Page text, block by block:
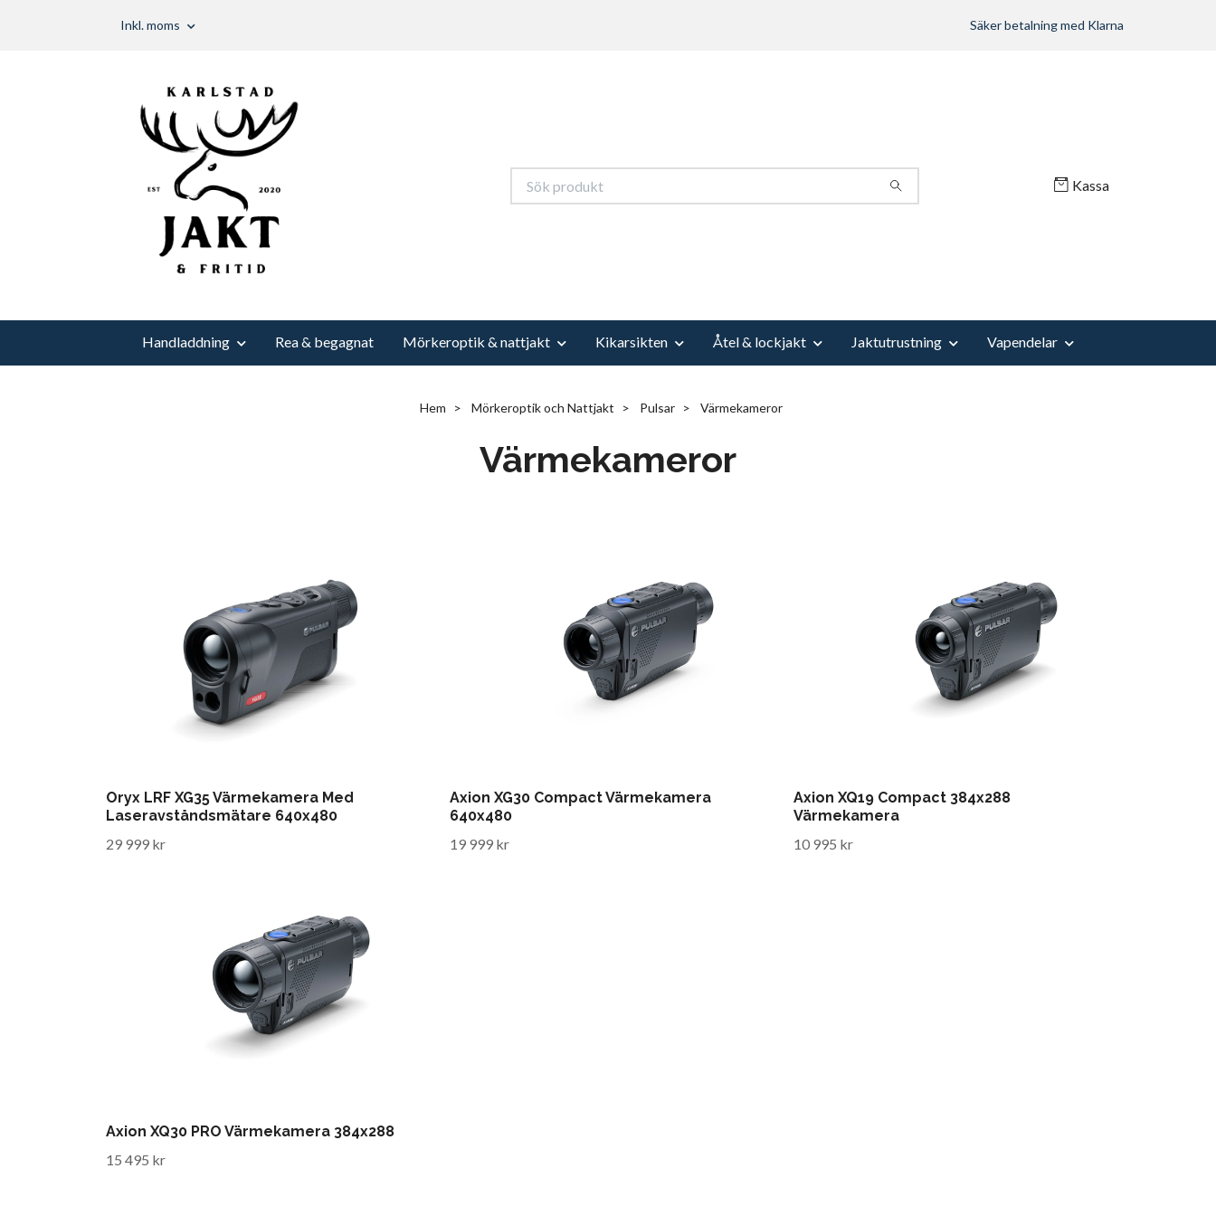
Inkl. moms Säker betalning med Klarna
Kassa
Handladdning Rea & begagnat Mörkeroptik & nattjakt Kikarsikten Åtel & lockjakt Jaktutrustning Vapendelar
Hem Mörkeroptik och Nattjakt Pulsar Värmekameror
Värmekameror
Oryx LRF XG35 Värmekamera Med
Laseravståndsmätare 640x480
29 999 kr
Axion XG30 Compact Värmekamera
640x480
19 999 kr
Axion XQ19 Compact 384x288
Värmekamera
10 995 kr
Axion XQ30 PRO Värmekamera 384x288
15 495 kr